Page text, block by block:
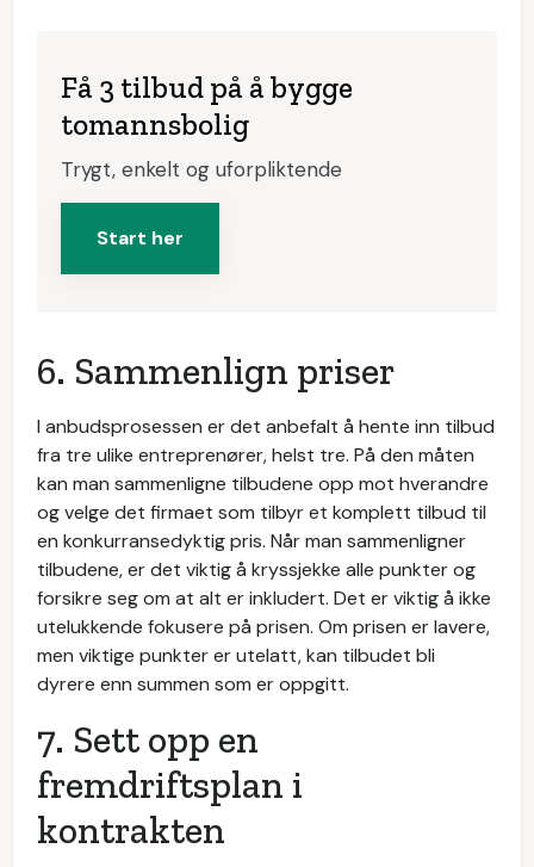
Få 3 tilbud på å bygge
tomannsbolig
Trygt, enkelt og uforpliktende
Start her
6. Sammenlign priser
I anbudsprosessen er det anbefalt å hente inn tilbud
fra tre ulike entreprenører, helst tre. På den måten
kan man sammenligne tilbudene opp mot hverandre
og velge det firmaet som tilbyr et komplett tilbud til
en konkurransedyktig pris. Når man sammenligner
tilbudene, er det viktig å kryssjekke alle punkter og
forsikre seg om at alt er inkludert. Det er viktig å ikke
utelukkende fokusere på prisen. Om prisen er lavere,
men viktige punkter er utelatt, kan tilbudet bli
dyrere enn summen som er oppgitt.
7. Sett opp en
fremdriftsplan i
kontrakten